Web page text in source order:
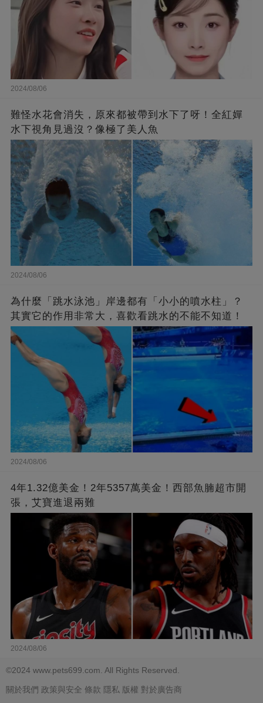
2024/08/06
難怪水花會消失，原來都被帶到水下了呀！全紅嬋
水下視角見過沒？像極了美人魚
2024/08/06
為什麼「跳水泳池」岸邊都有「小小的噴水柱」？
其實它的作用非常大，喜歡看跳水的不能不知道！
2024/08/06
4年1.32億美金！2年5357萬美金！西部魚腩超市開
張，艾寶進退兩難
2024/08/06
©2024 www.pets699.com. All Rights Reserved.
關於我們 政策與安全 條款 隱私 版權 對於廣告商